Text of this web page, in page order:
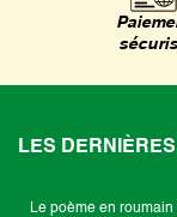
LES
Le poème en roumain